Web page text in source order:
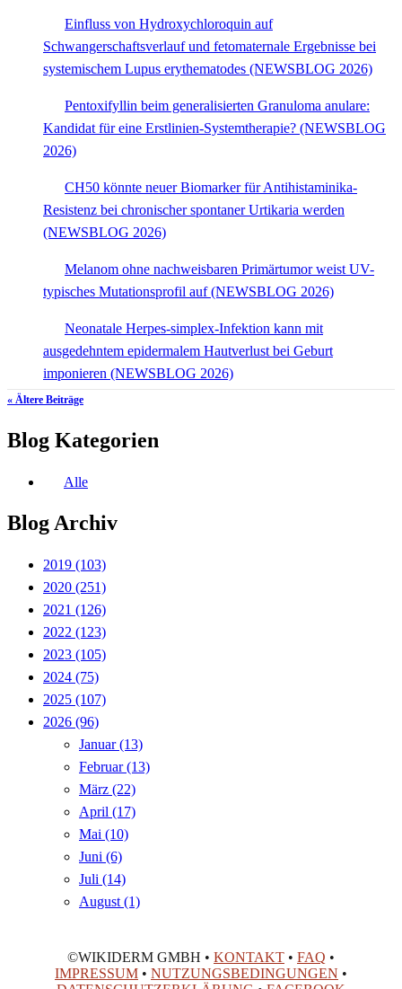
Einfluss von Hydroxychloroquin auf
Schwangerschaftsverlauf und fetomaternale Ergebnisse bei
systemischem Lupus erythematodes (NEWSBLOG 2026)
Pentoxifyllin beim generalisierten Granuloma anulare:
Kandidat für eine Erstlinien-Systemtherapie? (NEWSBLOG
2026)
CH50 könnte neuer Biomarker für Antihistaminika-
Resistenz bei chronischer spontaner Urtikaria werden
(NEWSBLOG 2026)
Melanom ohne nachweisbaren Primärtumor weist UV-
typisches Mutationsprofil auf (NEWSBLOG 2026)
Neonatale Herpes-simplex-Infektion kann mit
ausgedehntem epidermalem Hautverlust bei Geburt
imponieren (NEWSBLOG 2026)
« Ältere Beiträge
Blog Kategorien
Alle
Blog Archiv
2019 (103)
2020 (251)
2021 (126)
2022 (123)
2023 (105)
2024 (75)
2025 (107)
2026 (96)
Januar(13)
Februar(13)
März (22)
April (17)
Mai (10)
Juni (6)
Juli (14)
August (1)
©WIKIDERM GMBH • KONTAKT • FAQ •
IMPRESSUM • NUTZUNGSBEDINGUNGEN •